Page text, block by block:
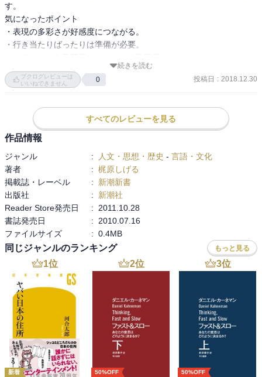
対して2章では、ら抜き言葉や業界用語の多用の軽薄性についてな
ど、話し言葉の体裁に関するテーマが多く、こちらはすぐに対策で
きそうだ。
ら抜き言葉の他にも、か取り、れ足し、ら足しという概念があるら
しいことを初めて知る。
す。
気になったポイント
・表現の多彩さが好感度につながる。
・行き当たりばったりは準備が必要。
こと。
・見えるもの片っ端から描写法
・ちょっとした物言いが人生を左右する。
続きを読む
ブクログレビューは
いいねできません
0 投稿日 : 2018.12.30
すべてのレビューを見る
作品情報
ジャンル : 人文・思想・歴史 - 言語・文化
著者
: 梶原しげる
掲載誌・レーベル
:
新潮新書
出版社
:
新潮社
Reader Store発売日
:
2011.10.28
書誌発売日
:
2010.07.16
ファイルサイズ
: 0.4MB
同じジャンルのランキング もっと見る
1位
新着
2位
50%OFF
3位
50%OFF